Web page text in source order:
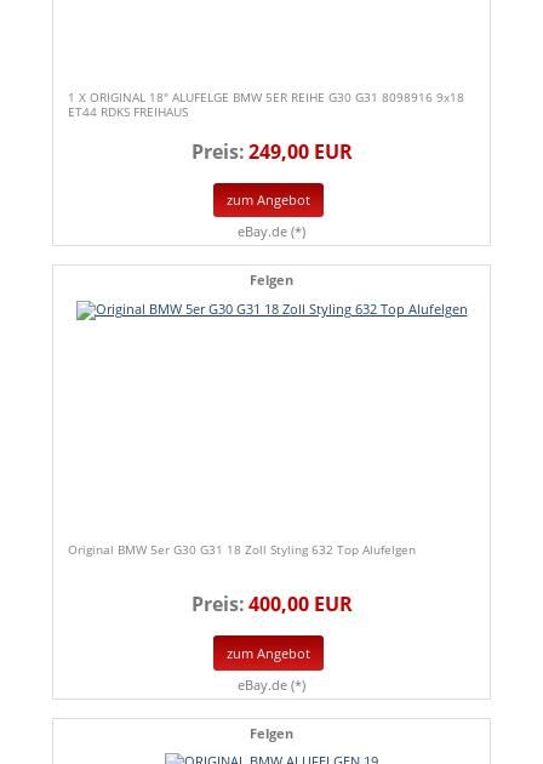
1 X ORIGINAL 18" ALUFELGE BMW 5ER REIHE G30 G31 8098916 9x18
ET44 RDKS FREIHAUS
Preis:249,00 EUR
zum Angebot
eBay.de (*)
Felgen
Original BMW 5er G30 G31 18 Zoll Styling 632 Top Alufelgen
Preis:400,00 EUR
zum Angebot
eBay.de (*)
Felgen